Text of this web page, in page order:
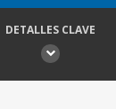
DETALLES CLAVE